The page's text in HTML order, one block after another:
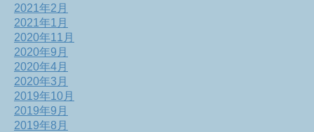
2021年2月
2021年1月
2020年11月
2020年9月
2020年4月
2020年3月
2019年10月
2019年9月
2019年8月